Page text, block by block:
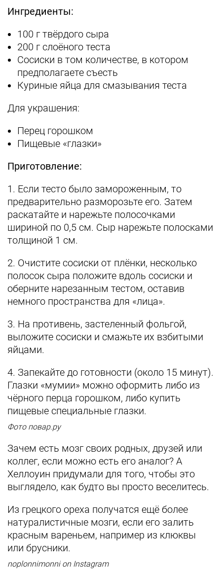
Ингредиенты:
100 г твёрдого сыра
200 г слоёного теста
Сосиски в том количестве, в котором
предполагаете съесть
Куриные яйца для смазывания теста
Для украшения:
Перец горошком
Пищевые «глазки»
Приготовление:
1. Если тесто было замороженным, то
предварительно разморозьте его. Затем
раскатайте и нарежьте полосочками
шириной по 0,5 см. Сыр нарежьте полосками
толщиной 1 см.
2. Очистите сосиски от плёнки, несколько
полосок сыра положите вдоль сосиски и
оберните нарезанным тестом, оставив
немного пространства для «лица».
3. На противень, застеленный фольгой,
выложите сосиски и смажьте их взбитыми
яйцами.
4. Запекайте до готовности (около 15 минут).
Глазки «мумии» можно оформить либо из
чёрного перца горошком, либо купить
пищевые специальные глазки.
Фото повар.ру
Зачем есть мозг своих родных, друзей или
коллег, если можно есть его аналог? А
Хеллоуин придумали для того, чтобы это
выглядело, как будто вы просто веселитесь.
Из грецкого ореха получатся ещё более
натуралистичные мозги, если его залить
красным вареньем, например из клюквы
или брусники.
noplonnimonni on Instagram